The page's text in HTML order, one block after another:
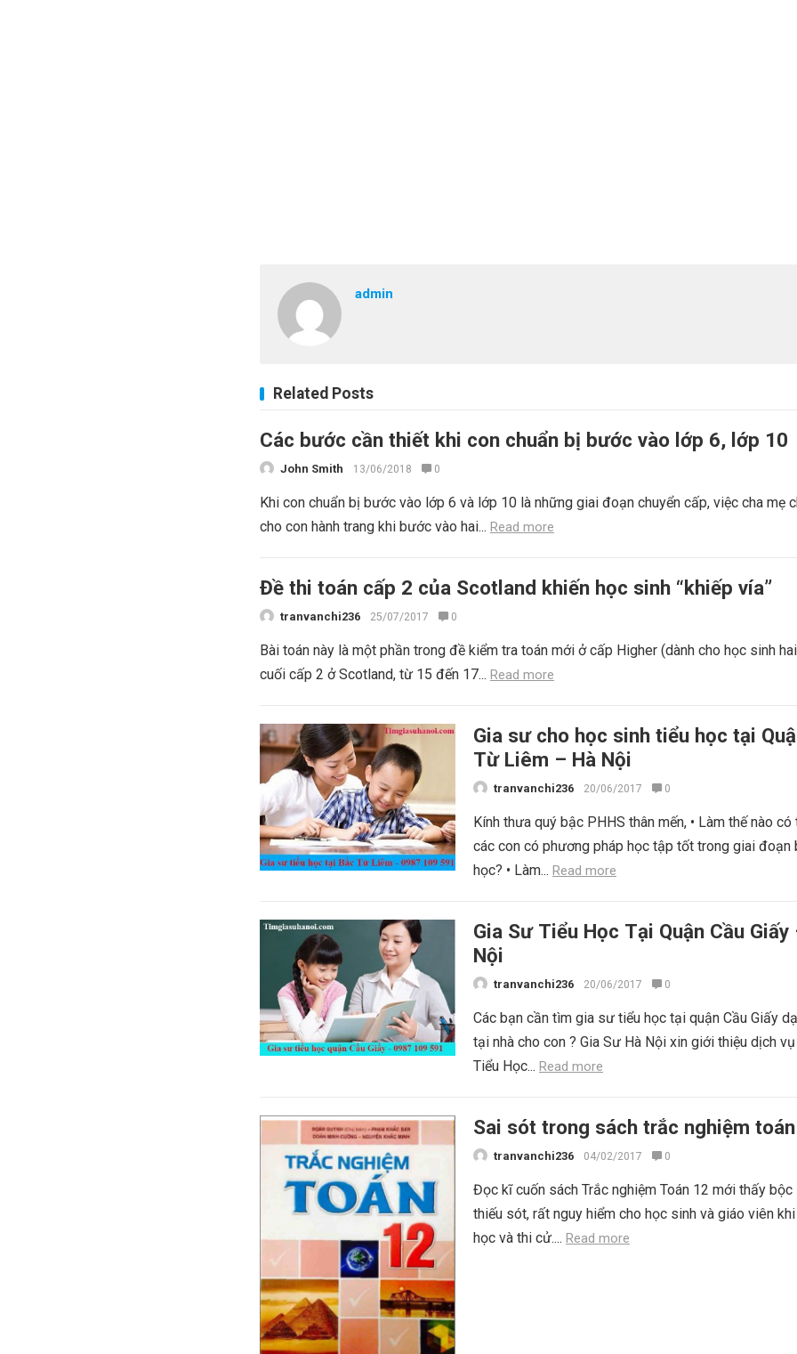
admin
Related Posts
Các bước cần thiết khi con chuẩn bị bước vào lớp 6, lớp 10
John Smith 13/06/2018 0
Khi con chuẩn bị bước vào lớp 6 và lớp 10 là những giai đoạn chuyển cấp, việc cha mẹ
cho con hành trang khi bước vào hai... Read more
Đề thi toán cấp 2 của Scotland khiến học sinh “khiếp vía”
tranvanchi236 25/07/2017 0
Bài toán này là một phần trong đề kiểm tra toán mới ở cấp Higher (dành cho học sinh
cuối cấp 2 ở Scotland, từ 15 đến 17... Read more
Gia sư cho học sinh tiểu học tại
Từ Liêm – Hà Nội
tranvanchi236 20/06/2017 0
Kính thưa quý bậc PHHS thân mến, • Làm thế nào có
các con có phương pháp học tập tốt trong giai đoạn
học? • Làm... Read more
Gia Sư Tiểu Học Tại Quận Cầu Giấy
Nội
tranvanchi236 20/06/2017 0
Các bạn cần tìm gia sư tiểu học tại quận Cầu Giấy
tại nhà cho con ? Gia Sư Hà Nội xin giới thiệu dịch
Tiểu Học... Read more
Sai sót trong sách trắc nghiệm
tranvanchi236 04/02/2017 0
Đọc kĩ cuốn sách Trắc nghiệm Toán 12 mới thấy bộc
thiếu sót, rất nguy hiểm cho học sinh và giáo viên
học và thi cử.... Read more